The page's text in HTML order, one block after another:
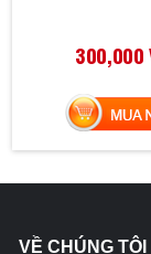
300,000
MUA
VỀ CHÚNG TÔI